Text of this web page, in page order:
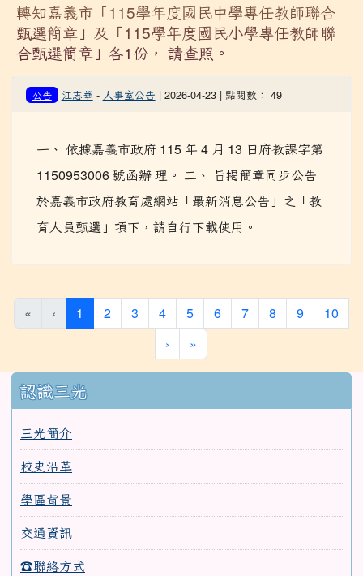
轉知嘉義市「115學年度國民中學專任教師聯合
甄選簡章」及「115學年度國民小學專任教師聯
合甄選簡章」各1份， 請查照。
公告 江志華 - 人事室公告 | 2026-04-23 | 點閱數： 49
一、 依據嘉義市政府 115 年 4 月 13 日府教課字第
1150953006 號函辦 理。 二、 旨揭簡章同步公告
於嘉義市政府教育處網站「最新消息公告」之「教
育人員甄選」項下，請自行下載使用。
« ‹ 1 (current)
2 3 4 5 6 7 8 9
10
›
»
::: 認識三光
三光簡介
校史沿革
學區背景
交通資訊
☎聯絡方式